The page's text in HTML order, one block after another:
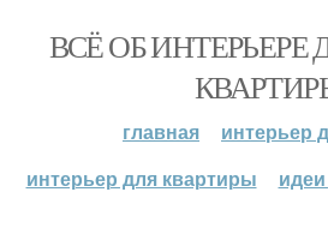
ВСЁ ОБ
главная
интерьер
интерьер для квартиры